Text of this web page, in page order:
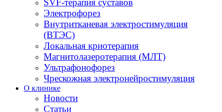
SVF-терапия суставов
Электрофорез
Внутритканевая электростимуляция
(ВТЭС)
Локальная криотерапия
Магнитолазеротерапия (МЛТ)
Ультрафонофорез
Чрескожная электронейростимуляция
О клинике
Новости
Статьи